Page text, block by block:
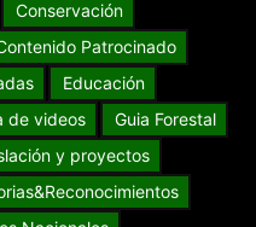
Conservación
Patrocinado
Educación
de videos
Guia Forestal
y proyectos